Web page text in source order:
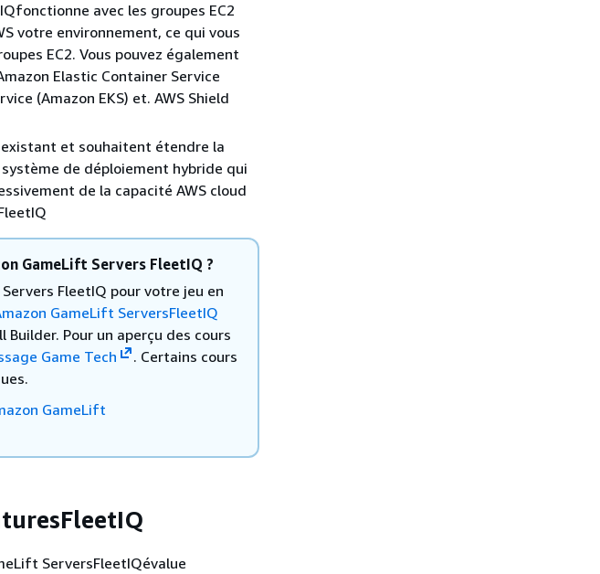
avec les groupes EC2
votre environnement, ce qui vous
EC2. Vous pouvez également
Elastic Container Service
(Amazon EKS) et. AWS Shield
et souhaitent étendre la
de déploiement hybride qui
de la capacité AWS cloud
GameLift Servers FleetIQ ?
FleetIQ pour votre jeu en
GameLift ServersFleetIQ
Builder. Pour un aperçu des cours
Game Tech
. Certains cours
GameLift
ServersFleetIQévalue